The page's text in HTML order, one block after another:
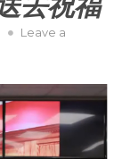
Leave a